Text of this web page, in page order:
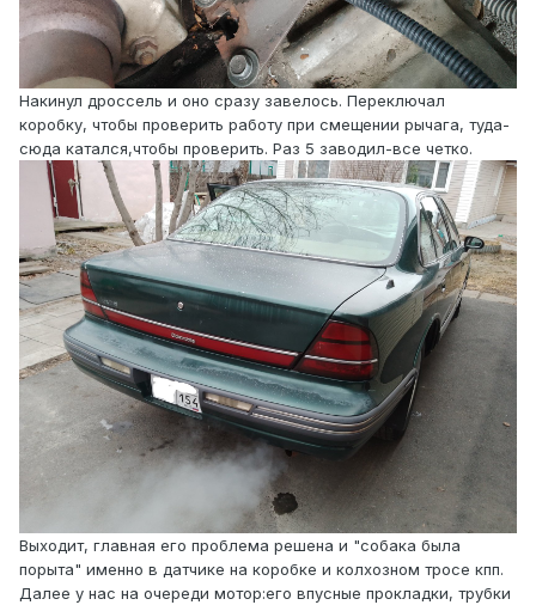
Накинул дроссель и оно сразу завелось. Переключал
коробку, чтобы проверить работу при смещении рычага, туда-
сюда катался,чтобы проверить. Раз 5 заводил-все четко.
Выходит, главная его проблема решена и "собака была
порыта" именно в датчике на коробке и колхозном тросе кпп.
Далее у нас на очереди мотор:его впусные прокладки, трубки